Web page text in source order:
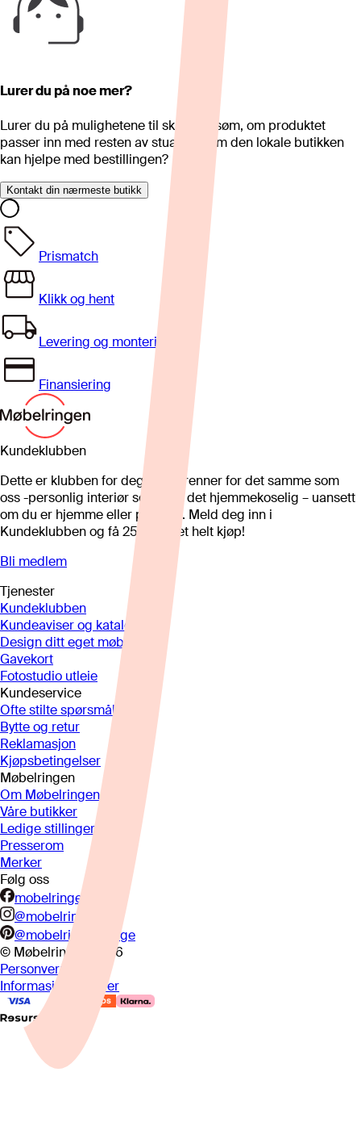
Lurer du på noe mer?
Lurer du på mulighetene til skreddersøm, om produktet
passer inn med resten av stua eller om den lokale butikken
kan hjelpe med bestillingen?
Kontakt din nærmeste butikk
Prismatch
Klikk og hent
Levering og montering
Finansiering
Kundeklubben
Dette er klubben for deg som brenner for det samme som
oss -personlig interiør som gjør det hjemmekoselig – uansett
om du er hjemme eller på hytta. Meld deg inn i
Kundeklubben og få 25%* på et helt kjøp!
Bli medlem
Tjenester
Kundeklubben
Kundeaviser og kataloger
Design ditt eget møbel
Gavekort
Fotostudio utleie
Kundeservice
Ofte stilte spørsmål
Bytte og retur
Reklamasjon
Kjøpsbetingelser
Møbelringen
Om Møbelringen
Våre butikker
Ledige stillinger
Presserom
Merker
Følg oss
mobelringen.no
@mobelringen
@mobelringennorge
© Møbelringen
2026
Personvern
Informasjonskapsler